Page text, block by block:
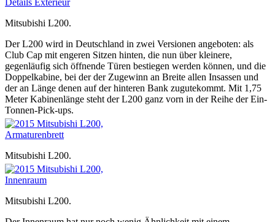
Mitsubishi L200.
Der L200 wird in Deutschland in zwei Versionen angeboten: als
Club Cap mit engeren Sitzen hinten, die nun über kleinere,
gegenläufig sich öffnende Türen bestiegen werden können, und die
Doppelkabine, bei der der Zugewinn an Breite allen Insassen und
der an Länge denen auf der hinteren Bank zugutekommt. Mit 1,75
Meter Kabinenlänge steht der L200 ganz vorn in der Reihe der Ein-
Tonnen-Pick-ups.
Mitsubishi L200.
Mitsubishi L200.